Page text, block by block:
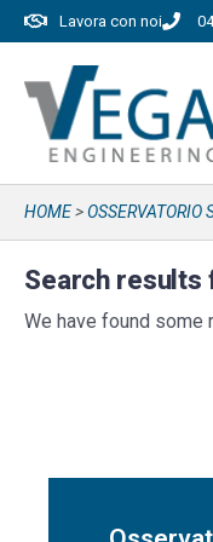
Lavora con noi
HOME>OSSERVATORIO
Search results
We have found some